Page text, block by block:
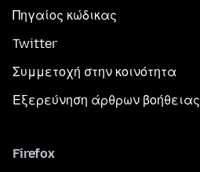
Πηγαίος κώδικας
Twitter
Συμμετοχή στην κοινότητα
Εξερεύνηση άρθρων βοήθειας
Firefox